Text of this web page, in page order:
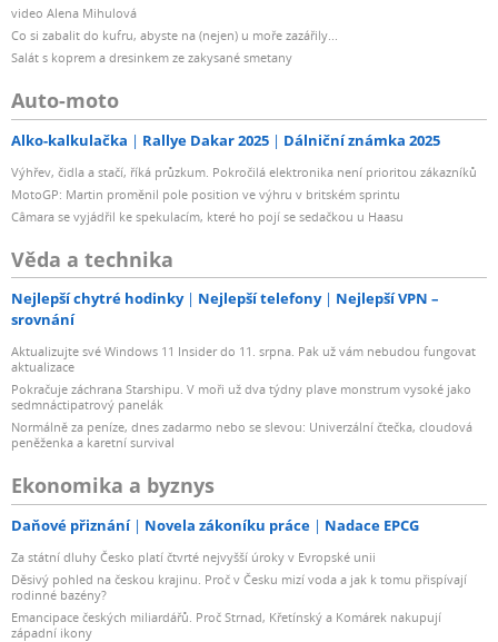
video Alena Mihulová
Co si zabalit do kufru, abyste na (nejen) u moře zazářily...
Salát s koprem a dresinkem ze zakysané smetany
Auto-moto
Alko-kalkulačka Rallye Dakar 2025 Dálniční známka 2025
Výhřev, čidla a stačí, říká průzkum. Pokročilá elektronika není prioritou zákazníků
MotoGP: Martin proměnil pole position ve výhru v britském sprintu
Câmara se vyjádřil ke spekulacím, které ho pojí se sedačkou u Haasu
Věda a technika
Nejlepší chytré hodinky Nejlepší telefony
Nejlepší VPN –
srovnání
Aktualizujte své Windows 11 Insider do 11. srpna. Pak už vám nebudou fungovat
aktualizace
Pokračuje záchrana Starshipu. V moři už dva týdny plave monstrum vysoké jako
sedmnáctipatrový panelák
Normálně za peníze, dnes zadarmo nebo se slevou: Univerzální čtečka, cloudová
peněženka a karetní survival
Ekonomika a byznys
Daňové přiznání Novela zákoníku práce Nadace EPCG
Za státní dluhy Česko platí čtvrté nejvyšší úroky v Evropské unii
Děsivý pohled na českou krajinu. Proč v Česku mizí voda a jak k tomu přispívají
rodinné bazény?
Emancipace českých miliardářů. Proč Strnad, Křetínský a Komárek nakupují
západní ikony